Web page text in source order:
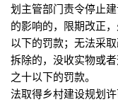
划主管部门责令停止
的影响的，限期改正
以下的罚款；无法采
拆除的，没收实物或
之十以下的罚款。
法取得乡村建设规划